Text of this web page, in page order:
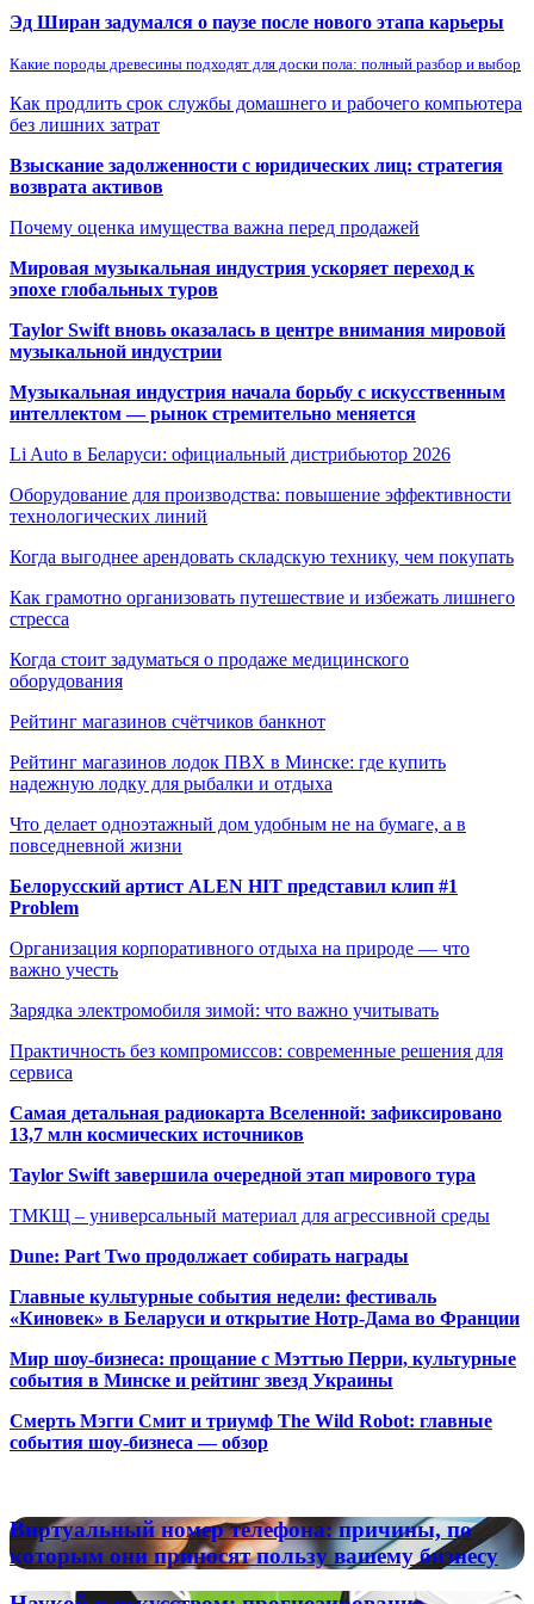
Эд Ширан задумался о паузе после нового этапа карьеры
Какие породы древесины подходят для доски пола: полный разбор и выбор
Как продлить срок службы домашнего и рабочего компьютера
без лишних затрат
Взыскание задолженности с юридических лиц: стратегия
возврата активов
Почему оценка имущества важна перед продажей
Мировая музыкальная индустрия ускоряет переход к
эпохе глобальных туров
Taylor Swift вновь оказалась в центре внимания мировой
музыкальной индустрии
Музыкальная индустрия начала борьбу с искусственным
интеллектом — рынок стремительно меняется
Li Auto в Беларуси: официальный дистрибьютор 2026
Оборудование для производства: повышение эффективности
технологических линий
Когда выгоднее арендовать складскую технику, чем покупать
Как грамотно организовать путешествие и избежать лишнего
стресса
Когда стоит задуматься о продаже медицинского
оборудования
Рейтинг магазинов счётчиков банкнот
Рейтинг магазинов лодок ПВХ в Минске: где купить
надежную лодку для рыбалки и отдыха
Что делает одноэтажный дом удобным не на бумаге, а в
повседневной жизни
Белорусский артист ALEN HIT представил клип #1
Problem
Организация корпоративного отдыха на природе — что
важно учесть
Зарядка электромобиля зимой: что важно учитывать
Практичность без компромиссов: современные решения для
сервиса
Самая детальная радиокарта Вселенной: зафиксировано
13,7 млн космических источников
Taylor Swift завершила очередной этап мирового тура
ТМКЩ – универсальный материал для агрессивной среды
Dune: Part Two продолжает собирать награды
Главные культурные события недели: фестиваль
«Киновек» в Беларуси и открытие Нотр-Дама во Франции
Мир шоу-бизнеса: прощание с Мэттью Перри, культурные
события в Минске и рейтинг звезд Украины
Смерть Мэгги Смит и триумф The Wild Robot: главные
события шоу-бизнеса — обзор
Виртуальный
номер
телефона:
причины,
Виртуальный номер телефона: причины, по
которым они приносят пользу вашему бизнесу